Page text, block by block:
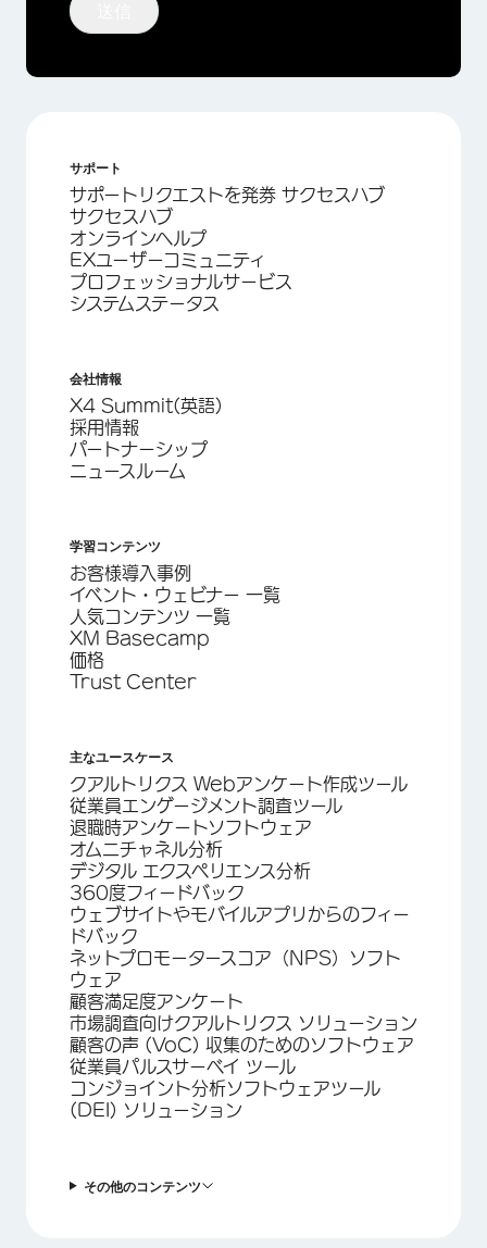
サポート
サポートリクエストを発券 サクセスハブ
サクセスハブ
オンラインヘルプ
EXユーザーコミュニティ
プロフェッショナルサービス
システムステータス
会社情報
X4 Summit(英語)
採用情報
パートナーシップ
ニュースルーム
学習コンテンツ
お客様導入事例
イベント・ウェビナー 一覧
人気コンテンツ 一覧
XM Basecamp
価格
Trust Center
主なユースケース
クアルトリクス Webアンケート作成ツール
従業員エンゲージメント調査ツール
退職時アンケートソフトウェア
オムニチャネル分析
デジタル エクスペリエンス分析
360度フィードバック
ウェブサイトやモバイルアプリからのフィー
ドバック
ネットプロモータースコア（NPS）ソフト
ウェア
顧客満足度アンケート
市場調査向けクアルトリクス ソリューション
顧客の声 (VoC) 収集のためのソフトウェア
従業員パルスサーベイ ツール
コンジョイント分析ソフトウェアツール
(DEI) ソリューション
その他のコンテンツ